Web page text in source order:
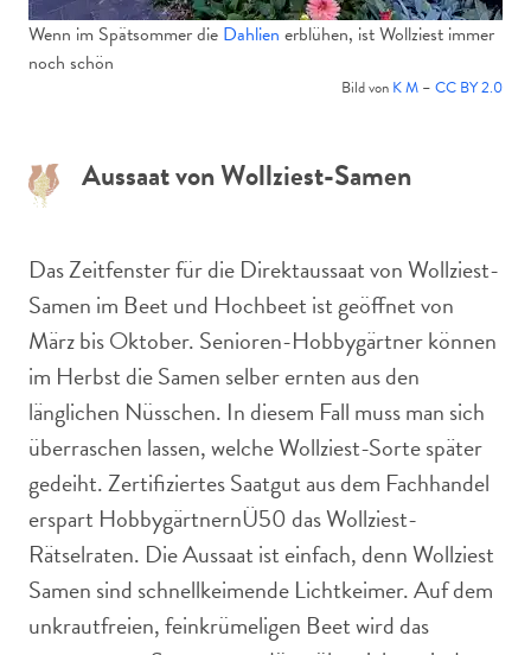
Wenn im Spätsommer die Dahlien erblühen, ist Wollziest immer
noch schön
Bild von K M – CC BY 2.0
Aussaat von Wollziest-Samen
Das Zeitfenster für die Direktaussaat von Wollziest-
Samen im Beet und Hochbeet ist geöffnet von
März bis Oktober. Senioren-Hobbygärtner können
im Herbst die Samen selber ernten aus den
länglichen Nüsschen. In diesem Fall muss man sich
überraschen lassen, welche Wollziest-Sorte später
gedeiht. Zertifiziertes Saatgut aus dem Fachhandel
erspart HobbygärtnernÜ50 das Wollziest-
Rätselraten. Die Aussaat ist einfach, denn Wollziest
Samen sind schnellkeimende Lichtkeimer. Auf dem
unkrautfreien, feinkrümeligen Beet wird das